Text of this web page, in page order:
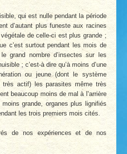
qui est nulle pendant la période
d’autant plus funeste aux racines
de celle-ci est plus grande ;
c’est surtout pendant les mois de
grand nombre d’insectes sur les
; c’est-à dire qu’à moins d’une
ou jeune (dont le système
très actif) les parasites même très
beaucoup moins de mal à l’arrière
grande, organes plus lignifiés
les trois premiers mois cités.
de nos expériences et de nos